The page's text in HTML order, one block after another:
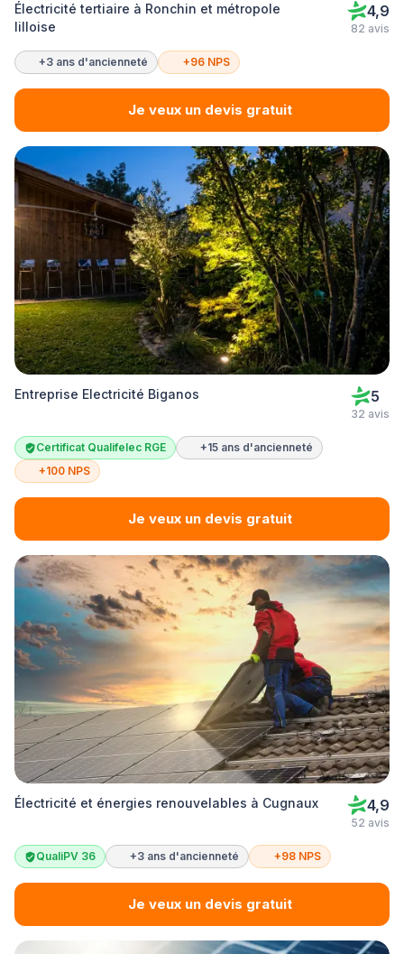
Électricité tertiaire à Ronchin et métropole
lilloise
4,9
82 avis
+3 ans d'ancienneté +96 NPS
Je veux un devis gratuit
Entreprise Electricité Biganos 5
32 avis
Certificat Qualifelec RGE
+15 ans d'ancienneté
+100 NPS
Je veux un devis gratuit
Électricité et énergies renouvelables à Cugnaux 4,9
52 avis
QualiPV 36 +3 ans d'ancienneté +98 NPS
Je veux un devis gratuit